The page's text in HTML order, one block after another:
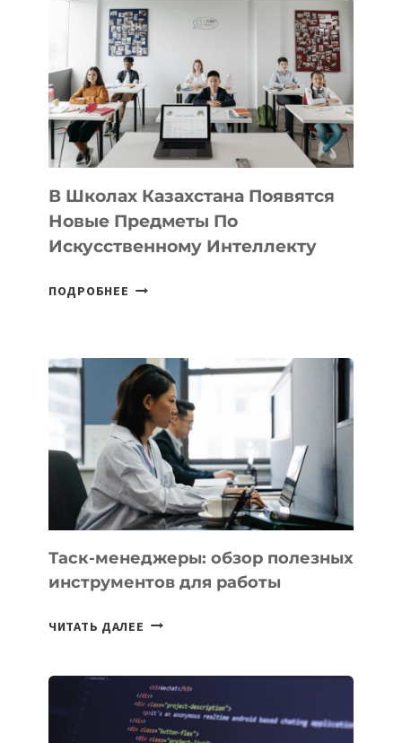
DEAL
VELOCITY
BY
MOST
—
МЕЖДУНАРОДНУЮ
ПРОГРАММУ
ДЛЯ
ТЕХНОЛОГИЧЕСКИХ
В Школах Казахстана Появятся
Новые Предметы По
Искусственному Интеллекту
ПОДРОБНЕЕ
НОВЫЕ
ПРЕДМЕТЫ
ПО
ИСКУССТВЕННОМУ
ИНТЕЛЛЕКТУ
Таск-менеджеры: обзор полезных
инструментов для работы
ЧИТАТЬ ДАЛЕЕ ТАСК-
ПОЛЕЗНЫХ
ИНСТРУМЕНТОВ
ДЛЯ